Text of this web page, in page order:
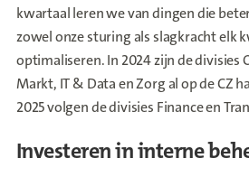
kwartaal leren we van dingen die
zowel onze sturing als slagkracht elk
optimaliseren. In 2024 zijn de divisies
Markt, IT & Data en Zorg al op de CZ
2025 volgen de divisies Finance en
Investeren in interne